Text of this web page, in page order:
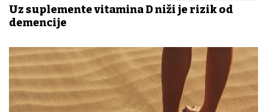
Uz suplemente vitamina D niži je rizik od
demencije